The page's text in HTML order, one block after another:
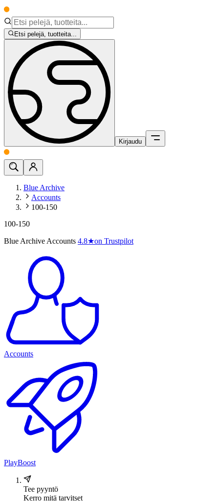
Etsi pelejä, tuotteita...
Kirjaudu
Blue Archive
Accounts
100-150
100-150
Blue Archive Accounts 4.8★on Trustpilot
Accounts
PlayBoost
Tee pyyntö
Kerro mitä tarvitset